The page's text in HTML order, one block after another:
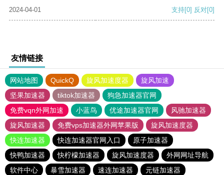
2024-04-01 支持[0] 反对[0]
友情链接
网站地图 QuickQ 旋风加速度器
旋风加速
坚果加速器
tiktok加速器
狗急加速器官网
免费vqn外网加速
小蓝鸟 优途加速器官网
风驰加速器
旋风加速器
免费vps加速器外网苹果版
旋风加速度器
快连加速器
快连加速器官网入口
原子加速器
快鸭加速器
快柠檬加速器 旋风加速度器
外网网址导航
软件中心
暴雪加速器 速连加速器
元链加速器